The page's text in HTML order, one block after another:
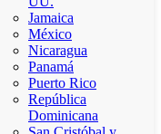
Jamaica
México
Nicaragua
Panamá
Puerto Rico
República
Dominicana